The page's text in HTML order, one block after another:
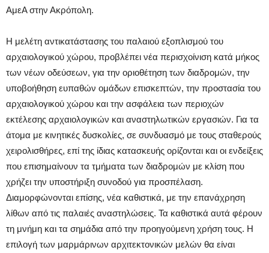
ΑμεΑ στην Ακρόπολη.
Η μελέτη αντικατάστασης του παλαιού εξοπλισμού του
αρχαιολογικού χώρου, προβλέπει νέα περισχοίνιση κατά μήκος
των νέων οδεύσεων, για την οριοθέτηση των διαδρομών, την
υποβοήθηση ευπαθών ομάδων επισκεπτών, την προστασία του
αρχαιολογικού χώρου και την ασφάλεια των περιοχών
εκτέλεσης αρχαιολογικών και αναστηλωτικών εργασιών. Για τα
άτομα με κινητικές δυσκολίες, σε συνδυασμό με τους σταθερούς
χειρολισθήρες, επί της ίδιας κατασκευής ορίζονται και οι ενδείξεις
που επισημαίνουν τα τμήματα των διαδρομών με κλίση που
χρήζει την υποστήριξη συνοδού για προσπέλαση.
Διαμορφώνονται επίσης, νέα καθιστικά, με την επανάχρηση
λίθων από τις παλαιές αναστηλώσεις. Τα καθιστικά αυτά φέρουν
τη μνήμη και τα σημάδια από την προηγούμενη χρήση τους. Η
επιλογή των μαρμάρινων αρχιτεκτονικών μελών θα είναι